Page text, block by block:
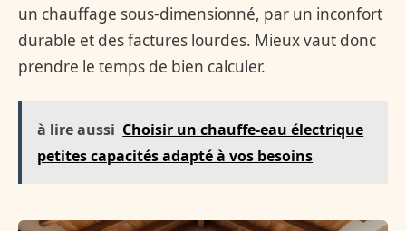
un chauffage sous-dimensionné, par un inconfort
durable et des factures lourdes. Mieux vaut donc
prendre le temps de bien calculer.
à lire aussi Choisir un chauffe-eau électrique
petites capacités adapté à vos besoins